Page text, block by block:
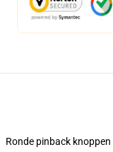
Ronde pinback